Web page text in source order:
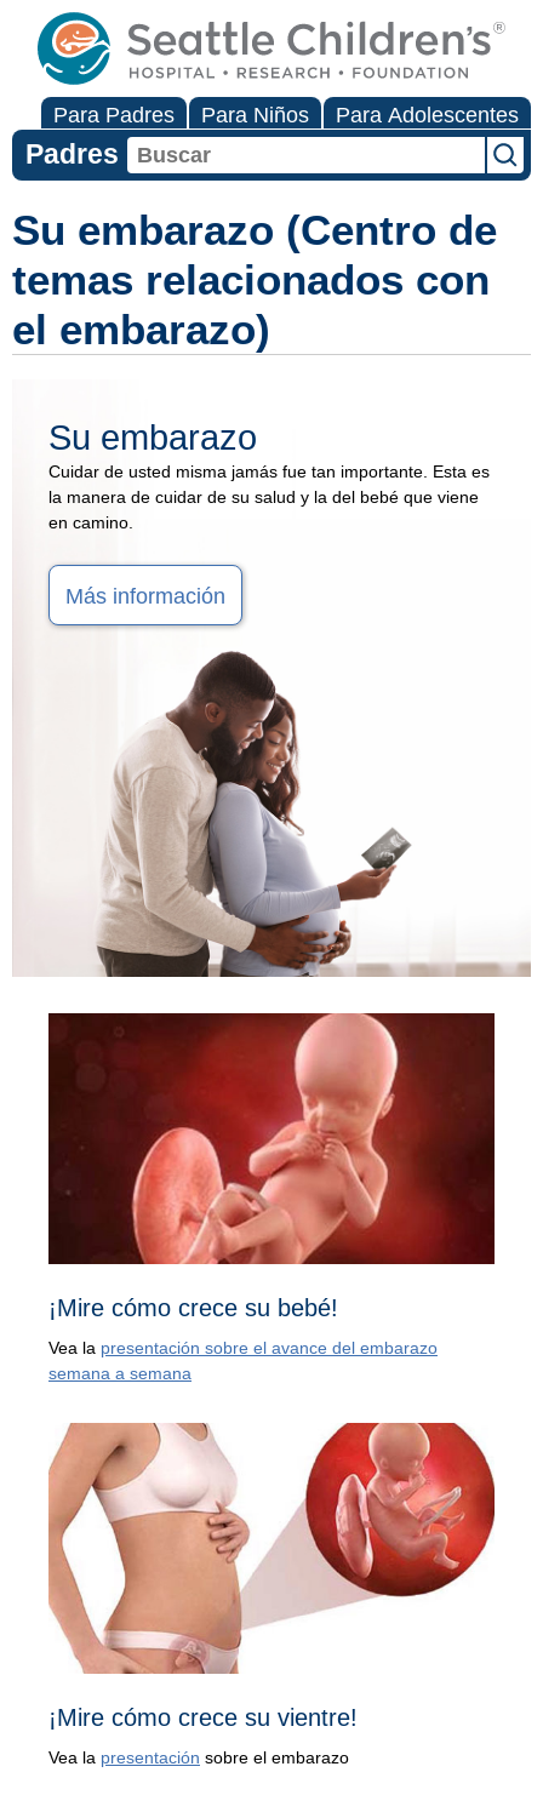
Para Padres Para Niños Para Adolescentes
Padres
Su embarazo (Centro de
temas relacionados con
el embarazo)
Su embarazo
Cuidar de usted misma jamás fue tan importante. Esta es
la manera de cuidar de su salud y la del bebé que viene
en camino.
Más información
¡Mire cómo crece su bebé!
Vea la presentación sobre el avance del embarazo
semana a semana
¡Mire cómo crece su vientre!
Vea la presentación sobre el embarazo